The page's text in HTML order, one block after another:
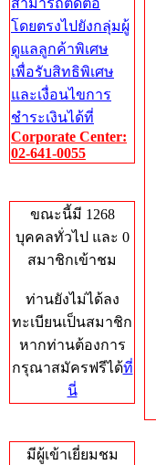
สามารถติดต่อ
โดยตรงไปยังกลุ่มผู้
ดูแลลูกค้าพิเศษ
เพื่อรับสิทธิพิเศษ
และเงื่อนไขการ
ชำระเงินได้ที่
Corporate Center:
02-641-0055
ขณะนี้มี 1268
บุคคลทั่วไป และ 0
สมาชิกเข้าชม
ท่านยังไม่ได้ลง
ทะเบียนเป็นสมาชิก
หากท่านต้องการ
กรุณาสมัครฟรีได้ที่
นี่
มีผู้เข้าเยี่ยมชม